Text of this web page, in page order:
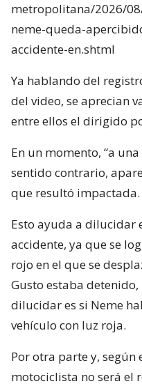
metropolitana/2026/
neme-queda-
accidente-en.shtml
Ya hablando del
del video, se aprecian
entre ellos el dirigido
En un momento, “a
sentido contrario,
que resultó impactada.
Esto ayuda a dilucidar
accidente, ya que se
rojo en el que se
Gusto estaba
dilucidar es si Neme
vehículo con luz roja.
Por otra parte y, según
motociclista no será el